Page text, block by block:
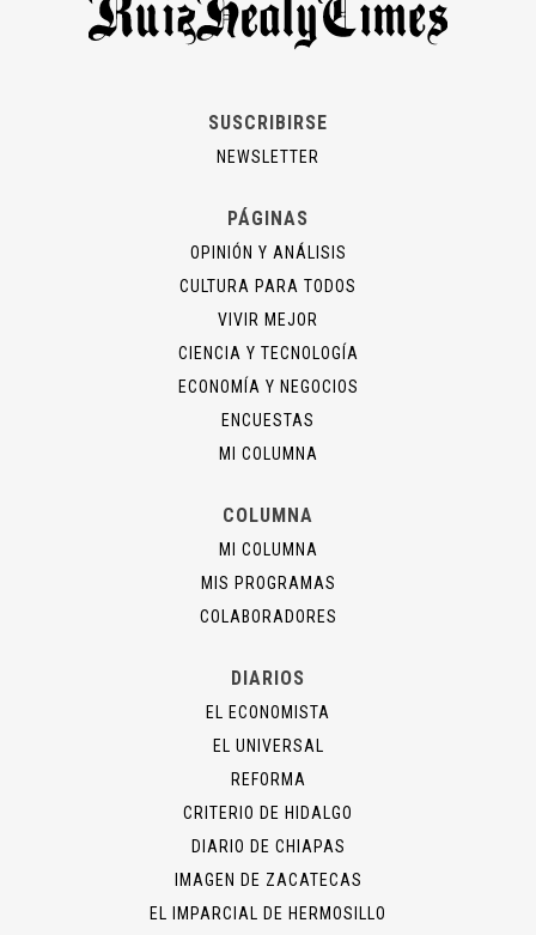
SUSCRIBIRSE
NEWSLETTER
PÁGINAS
OPINIÓN Y ANÁLISIS
CULTURA PARA TODOS
VIVIR MEJOR
CIENCIA Y TECNOLOGÍA
ECONOMÍA Y NEGOCIOS
ENCUESTAS
MI COLUMNA
COLUMNA
MI COLUMNA
MIS PROGRAMAS
COLABORADORES
DIARIOS
EL ECONOMISTA
EL UNIVERSAL
REFORMA
CRITERIO DE HIDALGO
DIARIO DE CHIAPAS
IMAGEN DE ZACATECAS
EL IMPARCIAL DE HERMOSILLO